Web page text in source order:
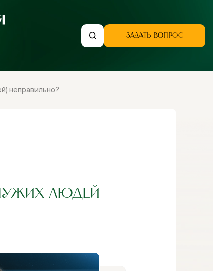
ЗАДАТЬ ВОПРОС
неправильно?
ЛЮДЕЙ